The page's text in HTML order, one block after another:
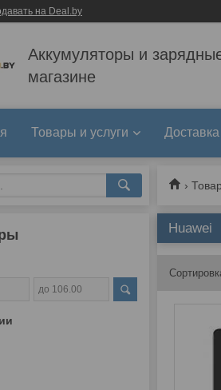
на Deal.by
Аккумуляторы и
магазине
Товары и услуги
Huawei